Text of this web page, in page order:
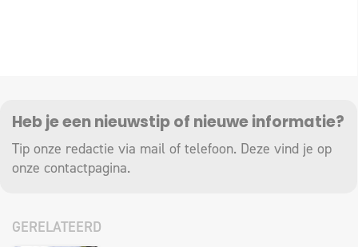
Heb je een nieuwstip of nieuwe informatie?
Tip onze redactie via mail of telefoon. Deze vind je op
onze contactpagina.
GERELATEERD